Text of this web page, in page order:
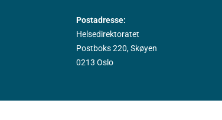
Postadresse:
Helsedirektoratet
Postboks 220, Skøyen
0213 Oslo